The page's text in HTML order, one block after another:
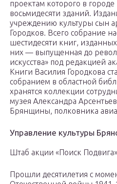
проектам которого в
восьмидесяти зданий.
учреждению культуры сын
Городков. Всего собрание
шестидесяти книг,
них — выпущенная до
искусства» под редакцией
Книги Василия Городкова
собранием в областной
хранятся коллекции
музея Александра
Брянщины, полковника
Управление культуры
Штаб акции «Поиск Подвига»
Прошли десятилетия с